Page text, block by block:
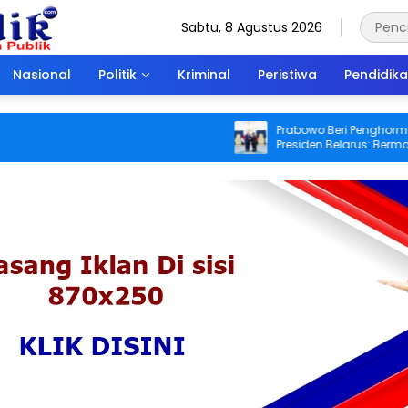
Sabtu, 8 Agustus 2026
Nasional Politik Kriminal Peristiwa
Prabowo Beri Penghormatan
Presiden Belarus: Bermalam di
Negara